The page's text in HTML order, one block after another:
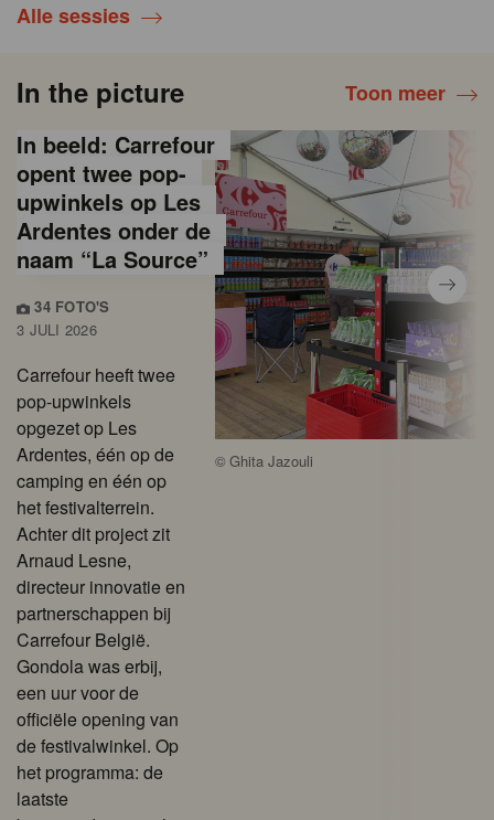
Alle sessies
In the picture Toon meer
In beeld: Carrefour
opent twee pop-
upwinkels op Les
Ardentes onder de
naam “La Source”
34 FOTO'S
3 JULI 2026
Carrefour heeft twee
pop-upwinkels
opgezet op Les
Ardentes, één op de
camping en één op
het festivalterrein.
Achter dit project zit
Arnaud Lesne,
directeur innovatie en
partnerschappen bij
Carrefour België.
Gondola was erbij,
een uur voor de
officiële opening van
de festivalwinkel. Op
het programma: de
laatste
©Ghita Jazouli